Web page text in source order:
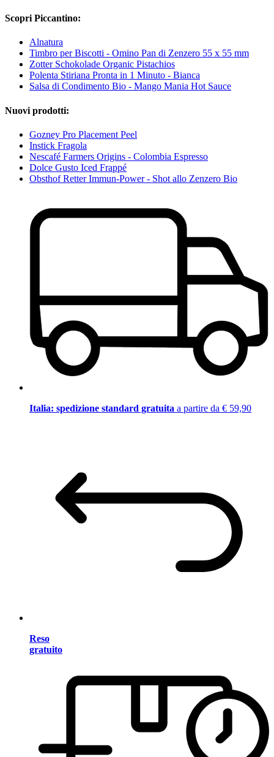
Scopri Piccantino:
Alnatura
Timbro per Biscotti - Omino Pan di Zenzero 55 x 55 mm
Zotter Schokolade Organic Pistachios
Polenta Stiriana Pronta in 1 Minuto - Bianca
Salsa di Condimento Bio - Mango Mania Hot Sauce
Nuovi prodotti:
Gozney Pro Placement Peel
Instick Fragola
Nescafé Farmers Origins - Colombia Espresso
Dolce Gusto Iced Frappé
Obsthof Retter Immun-Power - Shot allo Zenzero Bio
Italia: spedizione standard gratuita a partire da € 59,90
Reso
gratuito